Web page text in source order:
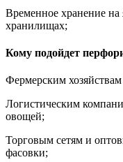
Временное хранение на
хранилищах;
Кому подойдет
Фермерским
Логистическим
овощей;
Торговым сетям и
фасовки;